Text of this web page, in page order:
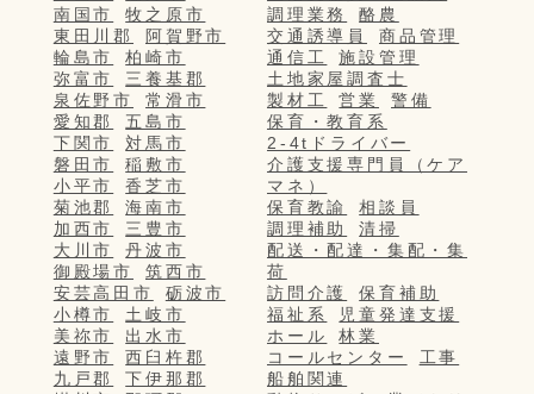
南国市
牧之原市
東田川郡
阿賀野市
輪島市
柏崎市
弥富市
三養基郡
泉佐野市
常滑市
愛知郡
五島市
下関市
対馬市
磐田市
稲敷市
小平市
香芝市
菊池郡
海南市
加西市
三豊市
大川市
丹波市
御殿場市
筑西市
安芸高田市
砺波市
小樽市
土岐市
美祢市
出水市
遠野市
西臼杵郡
九戸郡
下伊那郡
調理業務
酪農
交通誘導員
商品管理
通信工
施設管理
土地家屋調査士
製材工
営業
警備
保育・教育系
2-4tドライバー
介護支援専門員（ケア
マネ）
保育教諭
相談員
調理補助
清掃
配送・配達・集配・集
荷
訪問介護
保育補助
福祉系
児童発達支援
ホール
林業
コールセンター
工事
船舶関連